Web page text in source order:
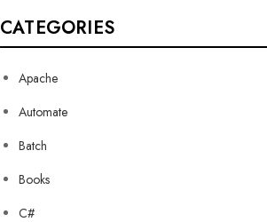
CATEGORIES
Apache
Automate
Batch
Books
C#